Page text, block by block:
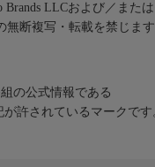
LLCおよび／また
断複写・転載を禁じます
の公式情報である
許されているマークです